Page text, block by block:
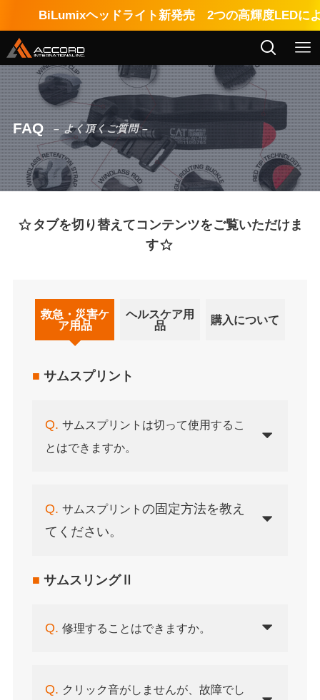
BiLumixヘッドライト新発売 2つの高輝度LEDによる
FAQ – よく頂くご質問 –
タブを切り替えてコンテンツをご覧いただけま
す
救急・災害ケ
ア用品
ヘルスケア用
品
購入について
■ サムスプリント
Q. サムスプリントは切って使用するこ
とはできますか。
Q. サムスプリント の固定方法を教え
てください。
■ サムスリングⅡ
Q. 修理することはできますか。
Q. クリック音がしませんが、故障でし